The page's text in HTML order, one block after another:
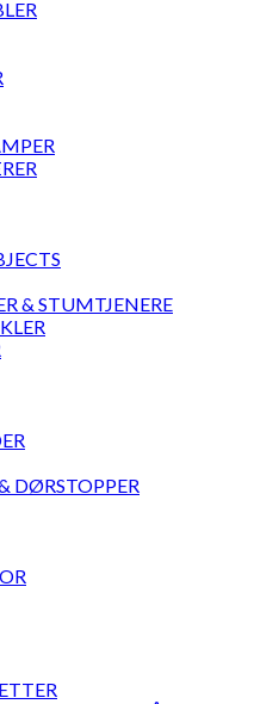
& STUMTJENERE
DØRSTOPPER